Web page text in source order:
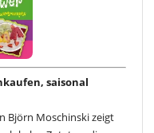
saisonal
Björn Moschinski zeigt